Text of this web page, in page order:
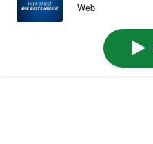
Web